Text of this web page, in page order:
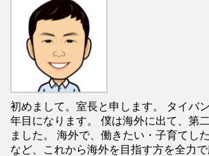
初めまして。室長と申します。 タイバ
年目になります。 僕は海外に出て、第
ました。 海外で、働きたい・子育てし
など、これから海外を目指す方を全力